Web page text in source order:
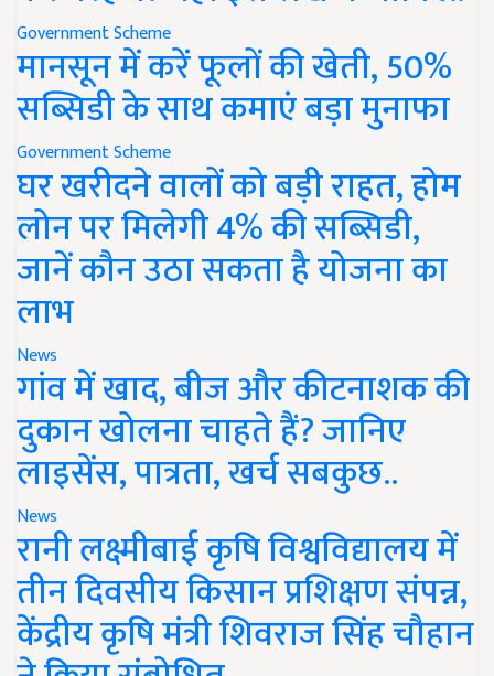
Government Scheme
मानसून में करें फूलों की खेती, 50%
सब्सिडी के साथ कमाएं बड़ा मुनाफा
Government Scheme
घर खरीदने वालों को बड़ी राहत, होम
लोन पर मिलेगी 4% की सब्सिडी,
जानें कौन उठा सकता है योजना का
लाभ
News
गांव में खाद, बीज और कीटनाशक की
दुकान खोलना चाहते हैं? जानिए
लाइसेंस, पात्रता, खर्च सबकुछ..
News
रानी लक्ष्मीबाई कृषि विश्वविद्यालय में
तीन दिवसीय किसान प्रशिक्षण संपन्न,
केंद्रीय कृषि मंत्री शिवराज सिंह चौहान